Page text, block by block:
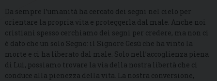
Da sempre l’umanità ha cercato dei segni nel cielo per
orientare la propria vita e proteggerla dal male. Anche noi
cristiani spesso cerchiamo dei segni per credere, ma non ci
è dato che un solo Segno: il Signore Gesù che ha vinto la
morte e ci ha liberato dal male. Solo nell’accoglienza piena
di Lui, possiamo trovare la via della nostra libertà che ci
conduce alla pienezza della vita. La nostra conversione,